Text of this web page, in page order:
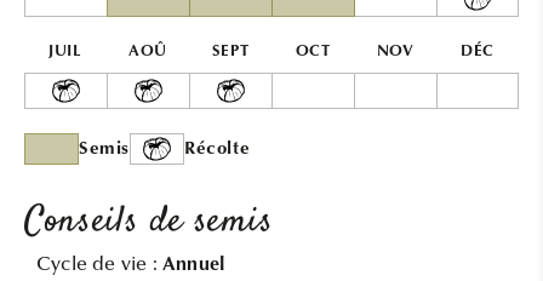
JUIL AOÛ SEPT OCT NOV DÉC
Semis Récolte
Conseils de semis
Cycle de vie : Annuel